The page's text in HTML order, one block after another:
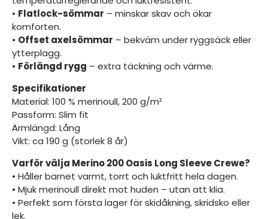
• Flatlock-sömmar – minskar skav och ökar
komforten.
• Offset axelsömmar – bekväm under ryggsäck eller
ytterplagg.
• Förlängd rygg – extra täckning och värme.
Specifikationer
Material: 100 % merinoull, 200 g/m²
Passform: Slim fit
Ärmlängd: Lång
Vikt: ca 190 g (storlek 8 år)
Varför välja Merino 200 Oasis Long Sleeve Crewe?
• Håller barnet varmt, torrt och luktfritt hela dagen.
• Mjuk merinoull direkt mot huden – utan att klia.
• Perfekt som första lager för skidåkning, skridsko eller
lek.